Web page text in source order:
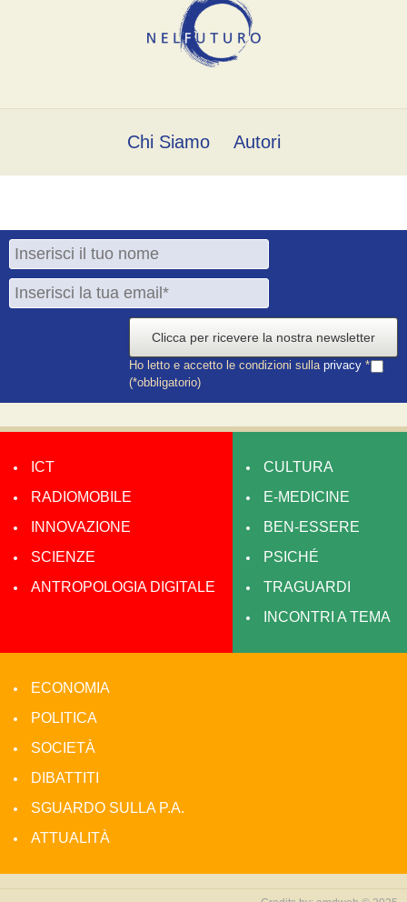
Chi Siamo Autori
Clicca per ricevere la nostra newsletter
Ho letto e accetto le condizioni sulla privacy *
(*obbligatorio)
ICT
RADIOMOBILE
INNOVAZIONE
SCIENZE
ANTROPOLOGIA DIGITALE
CULTURA
E-MEDICINE
BEN-ESSERE
PSICHÉ
TRAGUARDI
INCONTRI A TEMA
ECONOMIA
POLITICA
SOCIETÀ
DIBATTITI
SGUARDO SULLA P.A.
ATTUALITÀ